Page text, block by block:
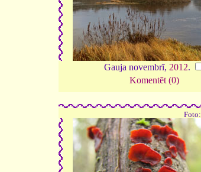
Gauja novembrī, 2012.
Komentēt (0)
Foto: